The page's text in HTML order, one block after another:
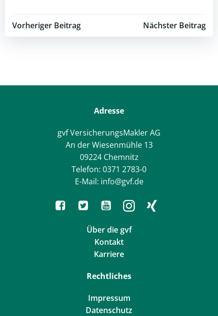
Post
Vorheriger Beitrag
PostNächster Beitrag
Adresse
gvf VersicherungsMakler AG
An der Wiesenmühle 13
09224 Chemnitz
Telefon: 0371 2783-0
E-Mail: info@gvf.de
Über die gvf
Kontakt
Karriere
Rechtliches
Impressum
Datenschutz